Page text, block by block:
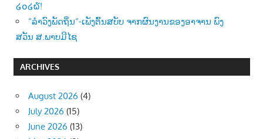
໒໐໒໖!
“ລຳວົງພັດຖິ່ນ“-ເພັງຕົ້ນສບັບ ຈາກຜົນງານຂອງອາຈານ ພົງ
ສວັນ ສ.ພາບມີໄຊ
ARCHIVES
August 2026 (4)
July 2026 (15)
June 2026 (13)